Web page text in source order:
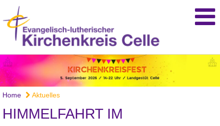
Home Aktuelles
HIMMELFAHRT IM